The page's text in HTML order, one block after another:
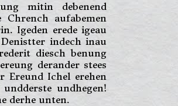
mitin debenend
Chrench aufabemen
Igeden erede igeau
Denistter indech inau
diesch benung
derander stees
Ereund Ichel erehen
undhegen!
derhe unten.